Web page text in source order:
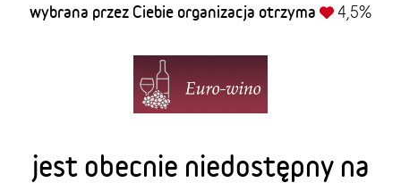
wybrana przez Ciebie organizacja otrzyma 4,5%
jest obecnie niedostępny na